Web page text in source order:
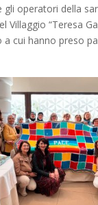
gli operatori della
Villaggio “Teresa
a cui hanno preso